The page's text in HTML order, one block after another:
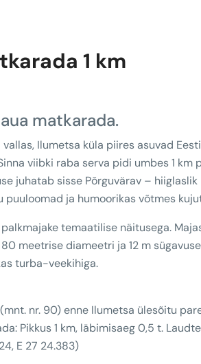
1 km
matkarada.
vallas, Ilumetsa küla piires asuvad
viibki raba serva pidi umbes 1
juhatab sisse Põrguvärav –
puuloomad ja humoorikas võtmes
temaatilise näitusega.
meetrise diameetri ja 12 m
turba-veekihiga.
nr. 90) enne Ilumetsa ülesõitu
Pikkus 1 km, läbimisaeg 0,5 t.
E 27 24.383)